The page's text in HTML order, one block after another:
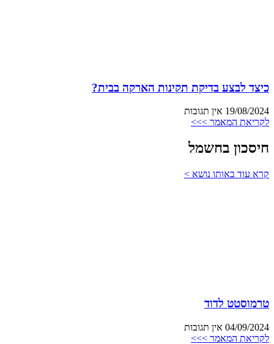
כיצד לבצע בדיקת תקינות הארקה בבית?
19/08/2024 אין תגובות
לקריאת המאמר >>>
חיסכון בחשמל
קרא עוד באותו נושא >
טרמוסטט לדוד
04/09/2024 אין תגובות
לקריאת המאמר >>>